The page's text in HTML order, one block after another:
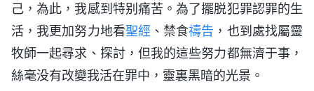
己，為此，我感到特别痛苦。為了擺脱犯罪認罪的生
活，我更加努力地看聖經 、禁食禱告 ，也到處找屬靈
牧師一起尋求、探討，但我的這些努力都無濟于事，
絲毫没有改變我活在罪中，靈裏黑暗的光景。